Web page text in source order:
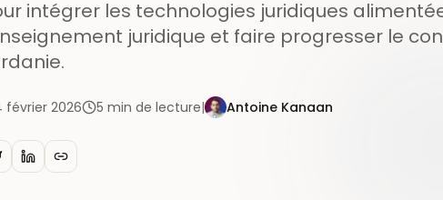
intégrer les technologies juridiques
juridique et faire progresser le
février 2026 5 min de lecture| Antoine Kanaan